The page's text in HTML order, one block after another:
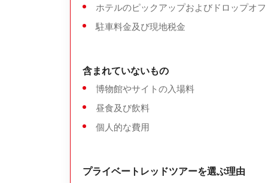
ホテルのピックアップおよびドロップオフ
駐車料金及び現地税金
含まれていないもの
博物館やサイトの入場料
昼食及び飲料
個人的な費用
プライベートレッドツアーを選ぶ理由